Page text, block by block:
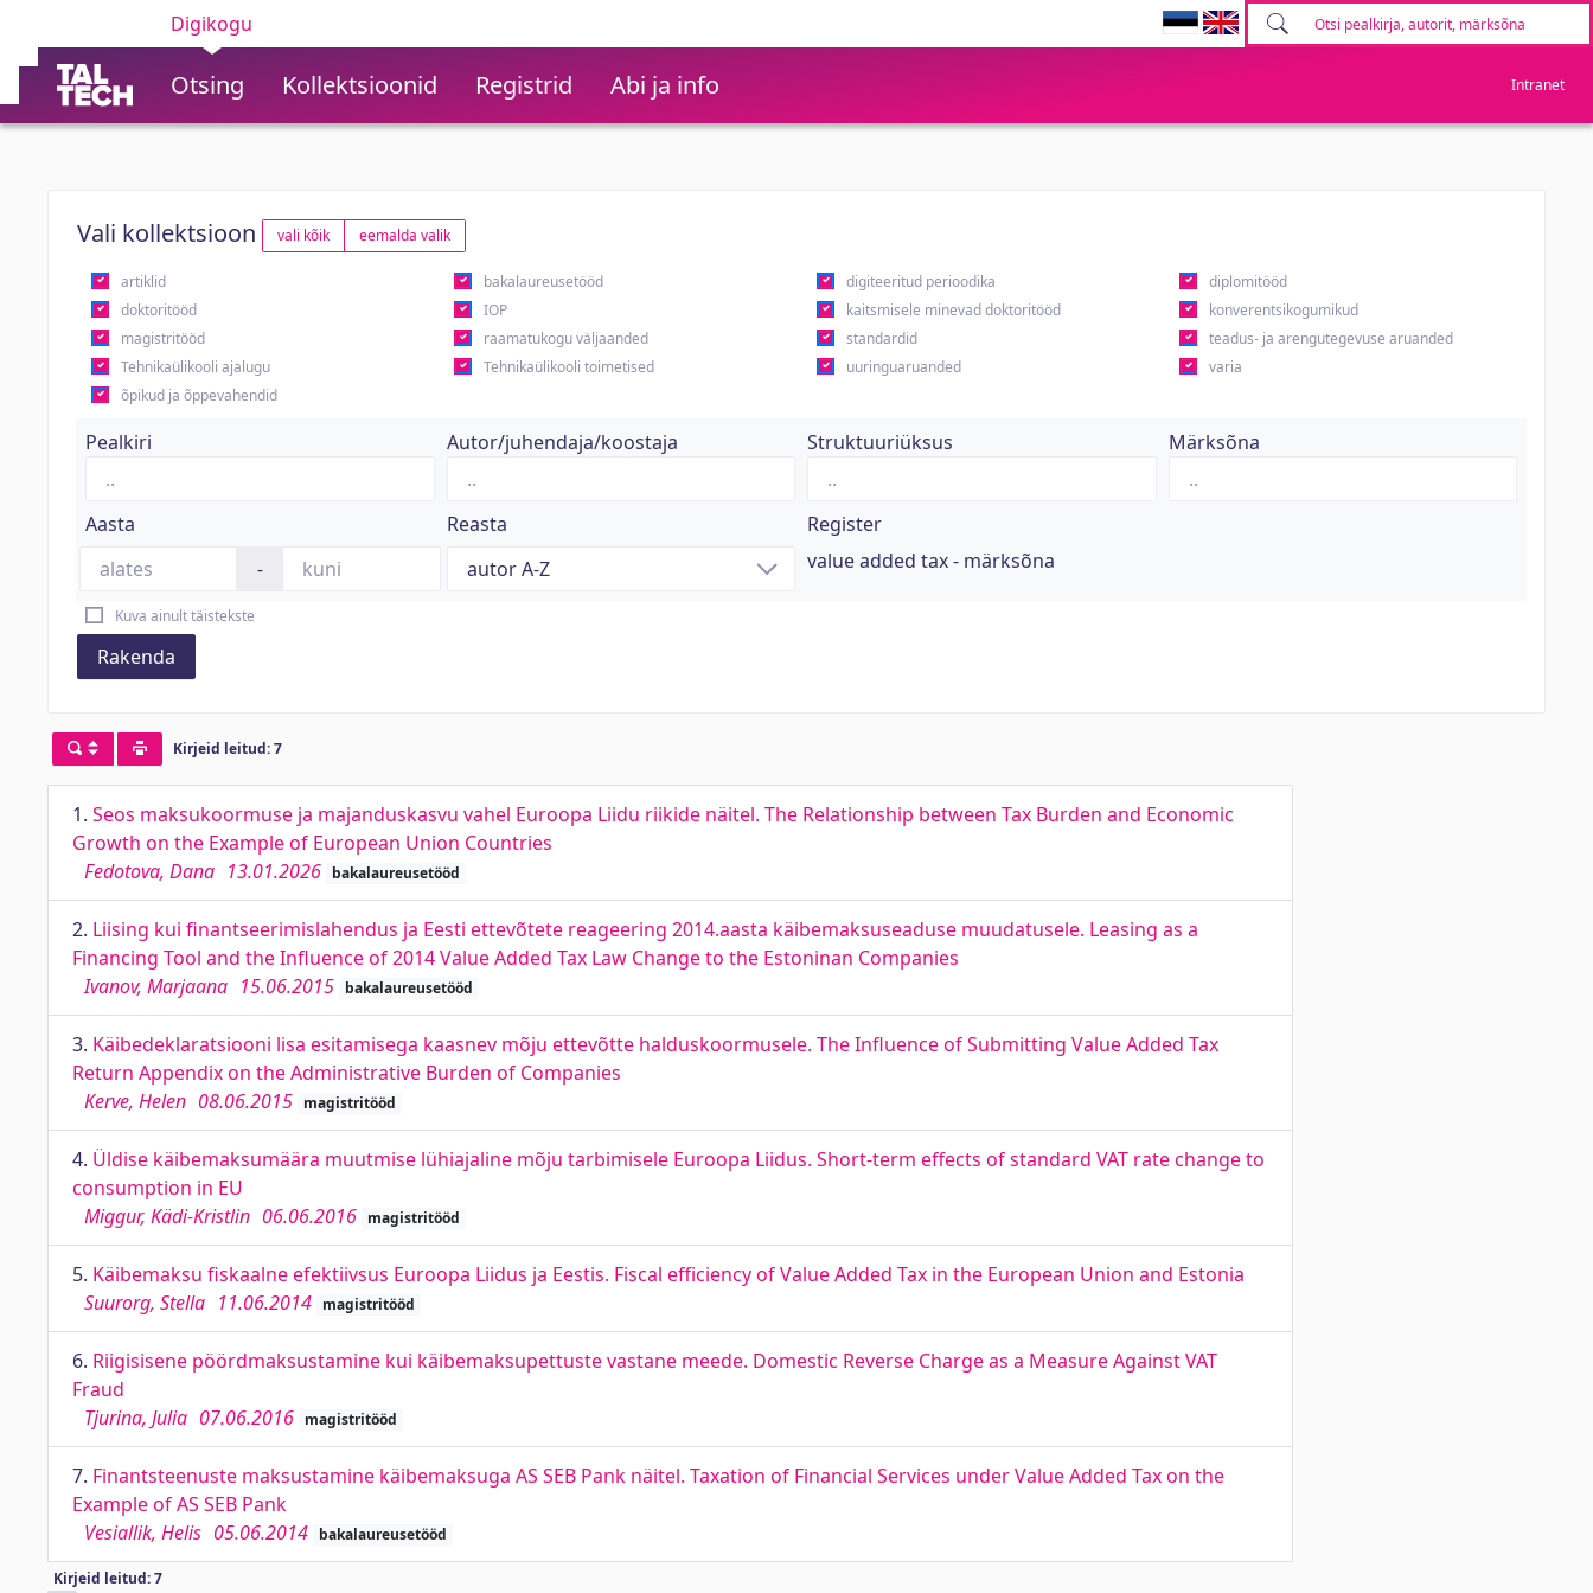
Digikogu
Otsing Kollektsioonid Registrid Abi ja info Intranet
Vali kollektsioon vali kõik eemalda valik
artiklid bakalaureusetööd digiteeritud perioodika
diplomitööd
doktoritööd
IOP kaitsmisele minevad doktoritööd
konverentsikogumikud
magistritööd
raamatukogu väljaanded standardid
teadus- ja arengutegevuse aruanded
Tehnikaülikooli ajalugu
Tehnikaülikooli toimetised uuringuaruanded
varia
õpikud ja õppevahendid
Pealkiri Autor/juhendaja/koostaja Struktuuriüksus Märksõna
Aasta
-
Reasta
Register
value added tax - märksõna
Kuva ainult täistekste
Rakenda
Kirjeid leitud: 7
1. Seos maksukoormuse ja majanduskasvu vahel Euroopa Liidu riikide näitel. The Relationship between Tax Burden and Economic
Growth on the Example of European Union Countries
Fedotova, Dana 13.01.2026 bakalaureusetööd
2. Liising kui finantseerimislahendus ja Eesti ettevõtete reageering 2014.aasta käibemaksuseaduse muudatusele. Leasing as a
Financing Tool and the Influence of 2014 Value Added Tax Law Change to the Estoninan Companies
Ivanov, Marjaana 15.06.2015 bakalaureusetööd
3. Käibedeklaratsiooni lisa esitamisega kaasnev mõju ettevõtte halduskoormusele. The Influence of Submitting Value Added Tax
Return Appendix on the Administrative Burden of Companies
Kerve, Helen 08.06.2015 magistritööd
4. Üldise käibemaksumäära muutmise lühiajaline mõju tarbimisele Euroopa Liidus. Short-term effects of standard VAT rate change to
consumption in EU
Miggur, Kädi-Kristlin 06.06.2016 magistritööd
5. Käibemaksu fiskaalne efektiivsus Euroopa Liidus ja Eestis. Fiscal efficiency of Value Added Tax in the European Union and Estonia
Suurorg, Stella 11.06.2014 magistritööd
6. Riigisisene pöördmaksustamine kui käibemaksupettuste vastane meede. Domestic Reverse Charge as a Measure Against VAT
Fraud
Tjurina, Julia 07.06.2016 magistritööd
7. Finantsteenuste maksustamine käibemaksuga AS SEB Pank näitel. Taxation of Financial Services under Value Added Tax on the
Example of AS SEB Pank
Vesiallik, Helis 05.06.2014 bakalaureusetööd
Kirjeid leitud: 7